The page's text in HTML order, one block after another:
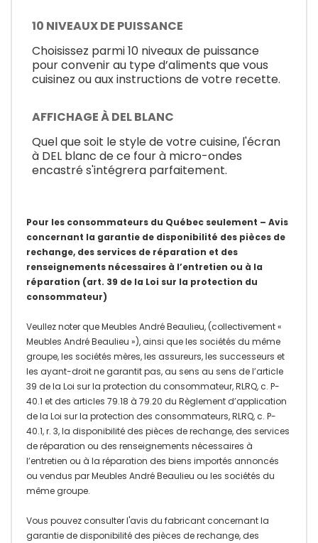
10 NIVEAUX DE PUISSANCE
Choisissez parmi 10 niveaux de puissance
pour convenir au type d’aliments que vous
cuisinez ou aux instructions de votre recette.
AFFICHAGE À DEL BLANC
Quel que soit le style de votre cuisine, l'écran
à DEL blanc de ce four à micro-ondes
encastré s'intégrera parfaitement.
Pour les consommateurs du Québec seulement – Avis
concernant la garantie de disponibilité des pièces de
rechange, des services de réparation et des
renseignements nécessaires à l’entretien ou à la
réparation (art. 39 de la Loi sur la protection du
consommateur)
Veullez noter que Meubles André Beaulieu, (collectivement «
Meubles André Beaulieu »), ainsi que les sociétés du même
groupe, les sociétés mères, les assureurs, les successeurs et
les ayant-droit ne garantit pas, au sens au sens de l’article
39 de la Loi sur la protection du consommateur, RLRQ, c. P-
40.1 et des articles 79.18 à 79.20 du Règlement d’application
de la Loi sur la protection des consommateurs, RLRQ, c. P-
40.1, r. 3, la disponibilité des pièces de rechange, des services
de réparation ou des renseignements nécessaires à
l’entretien ou à la réparation des biens importés annoncés
ou vendus par Meubles André Beaulieu ou les sociétés du
même groupe.
Vous pouvez consulter l'avis du fabricant concernant la
garantie de disponibilité des pièces de rechange, des